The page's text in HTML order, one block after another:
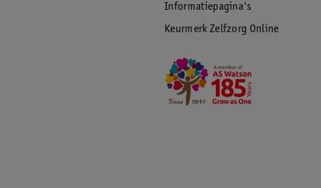
Informatiepagina's
Keurmerk Zelfzorg Online